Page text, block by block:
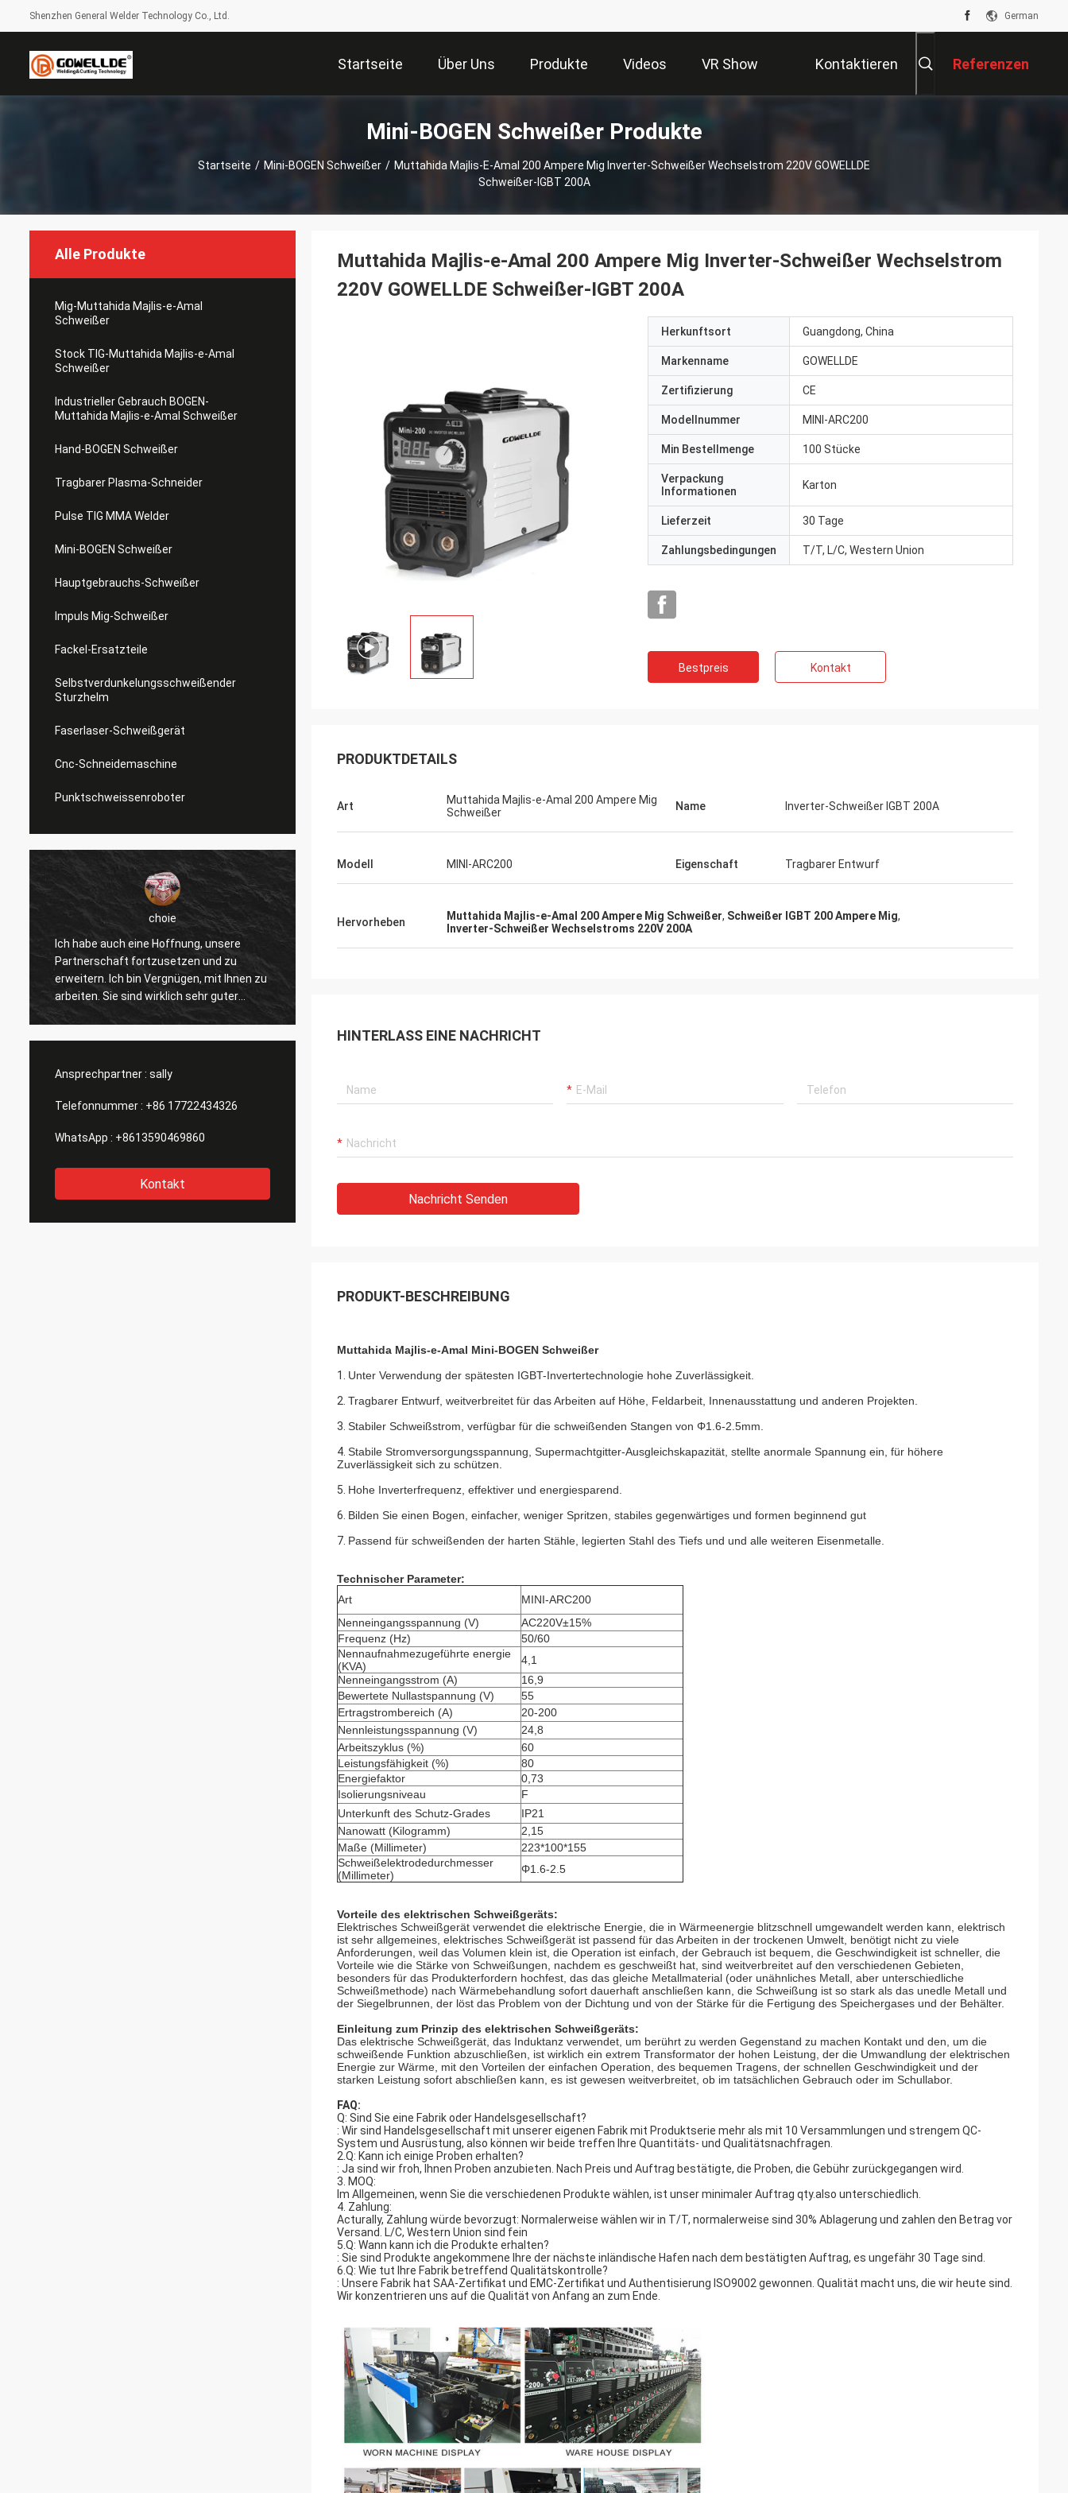
Shenzhen General Welder Technology Co., Ltd. German
Startseite Über Uns Produkte Videos VR Show Kontaktieren Referenzen
Mini-BOGEN Schweißer Produkte
Startseite / Mini-BOGEN Schweißer / Muttahida Majlis-E-Amal 200 Ampere Mig Inverter-Schweißer Wechselstrom 220V GOWELLDE
Schweißer-IGBT 200A
Alle Produkte
Mig-Muttahida Majlis-e-Amal
Schweißer
Stock TIG-Muttahida Majlis-e-Amal
Schweißer
Industrieller Gebrauch BOGEN-
Muttahida Majlis-e-Amal Schweißer
Hand-BOGEN Schweißer
Tragbarer Plasma-Schneider
Pulse TIG MMA Welder
Mini-BOGEN Schweißer
Hauptgebrauchs-Schweißer
Impuls Mig-Schweißer
Fackel-Ersatzteile
Selbstverdunkelungsschweißender
Sturzhelm
Faserlaser-Schweißgerät
Cnc-Schneidemaschine
Punktschweissenroboter
choie
Ich habe auch eine Hoffnung, unsere
Partnerschaft fortzusetzen und zu
erweitern. Ich bin Vergnügen, mit Ihnen zu
arbeiten. Sie sind wirklich sehr guter
Fachmann und stützen uns ständig. Die
und wettbewerbsfähig, fahren wir fort, Ihr
Ansprechpartner : sally
Telefonnummer : +86 17722434326
WhatsApp : +8613590469860
Kontakt
Muttahida Majlis-e-Amal 200 Ampere Mig Inverter-Schweißer Wechselstrom
220V GOWELLDE Schweißer-IGBT 200A
Herkunftsort Guangdong, China
Markenname GOWELLDE
Zertifizierung CE
Modellnummer MINI-ARC200
Min Bestellmenge 100 Stücke
Verpackung
Informationen
Karton
Lieferzeit 30 Tage
Zahlungsbedingungen T/T, L/C, Western Union
Bestpreis Kontakt
PRODUKTDETAILS
Art
Muttahida Majlis-e-Amal 200 Ampere Mig
Schweißer
Name Inverter-Schweißer IGBT 200A
Modell MINI-ARC200 Eigenschaft Tragbarer Entwurf
Hervorheben Muttahida Majlis-e-Amal 200 Ampere Mig Schweißer, Schweißer IGBT 200 Ampere Mig,
Inverter-Schweißer Wechselstroms 220V 200A
HINTERLASS EINE NACHRICHT
Nachricht Senden
PRODUKT-BESCHREIBUNG
Muttahida Majlis-e-Amal Mini-BOGEN Schweißer
1. Unter Verwendung der spätesten IGBT-Invertertechnologie hohe Zuverlässigkeit.
2. Tragbarer Entwurf, weitverbreitet für das Arbeiten auf Höhe, Feldarbeit, Innenausstattung und anderen Projekten.
3. Stabiler Schweißstrom, verfügbar für die schweißenden Stangen von Φ1.6-2.5mm.
4. Stabile Stromversorgungsspannung, Supermachtgitter-Ausgleichskapazität, stellte anormale Spannung ein, für höhere
Zuverlässigkeit sich zu schützen.
5. Hohe Inverterfrequenz, effektiver und energiesparend.
6. Bilden Sie einen Bogen, einfacher, weniger Spritzen, stabiles gegenwärtiges und formen beginnend gut
7. Passend für schweißenden der harten Stähle, legierten Stahl des Tiefs und und alle weiteren Eisenmetalle.
Technischer Parameter:
Art
MINI-ARC200
Nenneingangsspannung (V)
AC220V±15%
Frequenz (Hz)
50/60
Nennaufnahmezugeführte energie
(KVA)
4,1
Nenneingangsstrom (A)
16,9
Bewertete Nullastspannung (V)
55
Ertragstrombereich (A)
20-200
Nennleistungsspannung (V)
24,8
Arbeitszyklus (%)
60
Leistungsfähigkeit (%)
80
Energiefaktor
0,73
Isolierungsniveau
F
Unterkunft des Schutz-Grades
IP21
Nanowatt (Kilogramm)
2,15
Maße (Millimeter)
223*100*155
Schweißelektrodedurchmesser
(Millimeter)
Φ1.6-2.5
Vorteile des elektrischen Schweißgeräts:
Elektrisches Schweißgerät verwendet die elektrische Energie, die in Wärmeenergie blitzschnell umgewandelt werden kann, elektrisch
ist sehr allgemeines, elektrisches Schweißgerät ist passend für das Arbeiten in der trockenen Umwelt, benötigt nicht zu viele
Anforderungen, weil das Volumen klein ist, die Operation ist einfach, der Gebrauch ist bequem, die Geschwindigkeit ist schneller, die
Vorteile wie die Stärke von Schweißungen, nachdem es geschweißt hat, sind weitverbreitet auf den verschiedenen Gebieten,
besonders für das Produkterfordern hochfest, das das gleiche Metallmaterial (oder unähnliches Metall, aber unterschiedliche
Schweißmethode) nach Wärmebehandlung sofort dauerhaft anschließen kann, die Schweißung ist so stark als das unedle Metall und
der Siegelbrunnen, der löst das Problem von der Dichtung und von der Stärke für die Fertigung des Speichergases und der Behälter.
Einleitung zum Prinzip des elektrischen Schweißgeräts:
Das elektrische Schweißgerät, das Induktanz verwendet, um berührt zu werden Gegenstand zu machen Kontakt und den, um die
schweißende Funktion abzuschließen, ist wirklich ein extrem Transformator der hohen Leistung, der die Umwandlung der elektrischen
Energie zur Wärme, mit den Vorteilen der einfachen Operation, des bequemen Tragens, der schnellen Geschwindigkeit und der
starken Leistung sofort abschließen kann, es ist gewesen weitverbreitet, ob im tatsächlichen Gebrauch oder im Schullabor.
FAQ:
Q: Sind Sie eine Fabrik oder Handelsgesellschaft?
: Wir sind Handelsgesellschaft mit unserer eigenen Fabrik mit Produktserie mehr als mit 10 Versammlungen und strengem QC-
System und Ausrüstung, also können wir beide treffen Ihre Quantitäts- und Qualitätsnachfragen.
2.Q: Kann ich einige Proben erhalten?
: Ja sind wir froh, Ihnen Proben anzubieten. Nach Preis und Auftrag bestätigte, die Proben, die Gebühr zurückgegangen wird.
3. MOQ:
Im Allgemeinen, wenn Sie die verschiedenen Produkte wählen, ist unser minimaler Auftrag qty.also unterschiedlich.
4. Zahlung:
Acturally, Zahlung würde bevorzugt: Normalerweise wählen wir in T/T, normalerweise sind 30% Ablagerung und zahlen den Betrag vor
Versand. L/C, Western Union sind fein
5.Q: Wann kann ich die Produkte erhalten?
: Sie sind Produkte angekommene Ihre der nächste inländische Hafen nach dem bestätigten Auftrag, es ungefähr 30 Tage sind.
6.Q: Wie tut Ihre Fabrik betreffend Qualitätskontrolle?
: Unsere Fabrik hat SAA-Zertifikat und EMC-Zertifikat und Authentisierung ISO9002 gewonnen. Qualität macht uns, die wir heute sind.
Wir konzentrieren uns auf die Qualität von Anfang an zum Ende.